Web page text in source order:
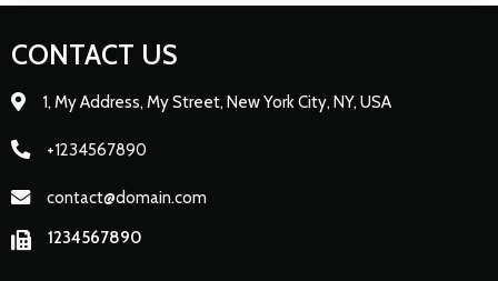
CONTACT US
1, My Address, My Street, New York City, NY, USA
+1234567890
contact@domain.com
1234567890